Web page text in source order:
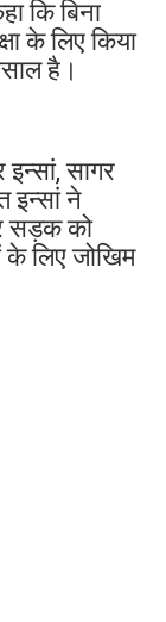
कि बिना
के लिए किया
है।
सागर
इन्सां ने
सड़क को
के लिए जोखिम